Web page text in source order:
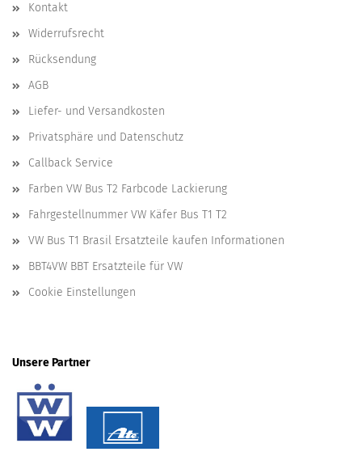
Kontakt
Widerrufsrecht
Rücksendung
AGB
Liefer- und Versandkosten
Privatsphäre und Datenschutz
Callback Service
Farben VW Bus T2 Farbcode Lackierung
Fahrgestellnummer VW Käfer Bus T1 T2
VW Bus T1 Brasil Ersatzteile kaufen Informationen
BBT4VW BBT Ersatzteile für VW
Cookie Einstellungen
Unsere Partner